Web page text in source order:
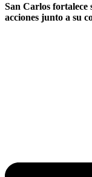
San Carlos fortalece
acciones junto a su